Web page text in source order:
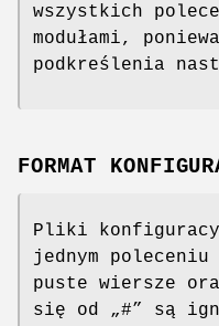
wszystkich
modułami,
podkreślenia
FORMAT
Pliki
jednym
puste wiersze
się od „#” są